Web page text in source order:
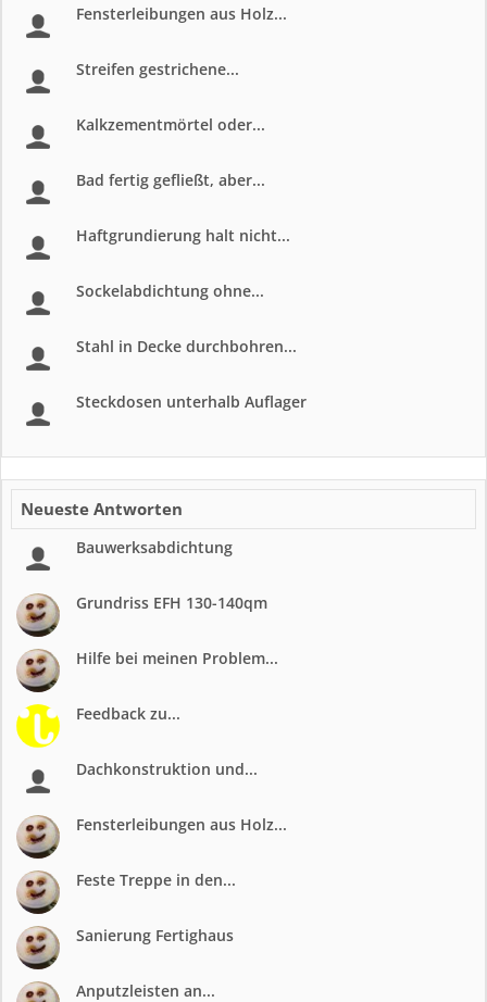
Fensterleibungen aus Holz...
Streifen gestrichene...
Kalkzementmörtel oder...
Bad fertig gefließt, aber...
Haftgrundierung halt nicht...
Sockelabdichtung ohne...
Stahl in Decke durchbohren...
Steckdosen unterhalb Auflager
Neueste Antworten
Bauwerksabdichtung
Grundriss EFH 130-140qm
Hilfe bei meinen Problem...
Feedback zu...
Dachkonstruktion und...
Fensterleibungen aus Holz...
Feste Treppe in den...
Sanierung Fertighaus
Anputzleisten an...